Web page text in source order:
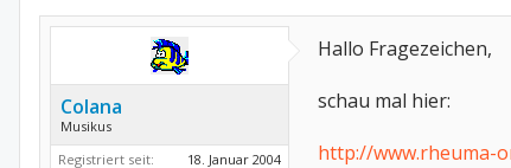
Colana
Musikus
Registriert seit:
18. Januar 2004
Hallo Fragezeichen,
schau mal hier:
http://www.rheuma-